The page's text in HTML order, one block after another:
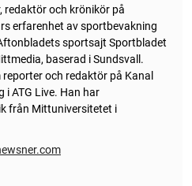
redaktör och krönikör på
erfarenhet av sportbevakning
sportsajt Sportbladet
baserad i Sundsvall.
och redaktör på Kanal
i ATG Live. Han har
från Mittuniversitetet i